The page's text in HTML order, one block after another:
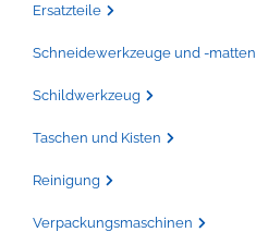
Ersatzteile
Schneidewerkzeuge und -matten
Schildwerkzeug
Taschen und Kisten
Reinigung
Verpackungsmaschinen